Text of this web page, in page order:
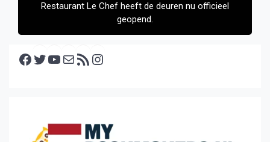
Restaurant Le Chef heeft de deuren nu officieel
geopend.
Facebook Twitter YouTube E-mail RSS feed